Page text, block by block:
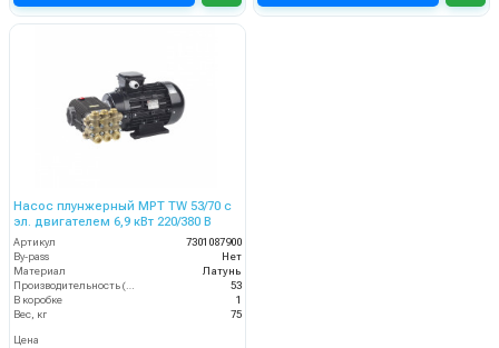
Насос плунжерный MPT TW 53/70 с
эл. двигателем 6,9 кВт 220/380 В
Артикул
7301087900
By-pass
Нет
Материал
Латунь
Производительность (л/мин)
53
В коробке
1
Вес, кг
75
Цена